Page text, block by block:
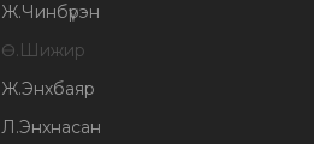
Ж.Чинбүрэн
Ө.Шижир
Ж.Энхбаяр
Л.Энхнасан